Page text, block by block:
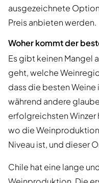
ausgezeichnete
Preis anbieten werden.
Woher kommt der
Es gibt keinen Mangel
geht, welche
dass die besten
während andere
erfolgreichsten Winzer
wo die
Niveau ist, und dieser
Chile hat eine lange